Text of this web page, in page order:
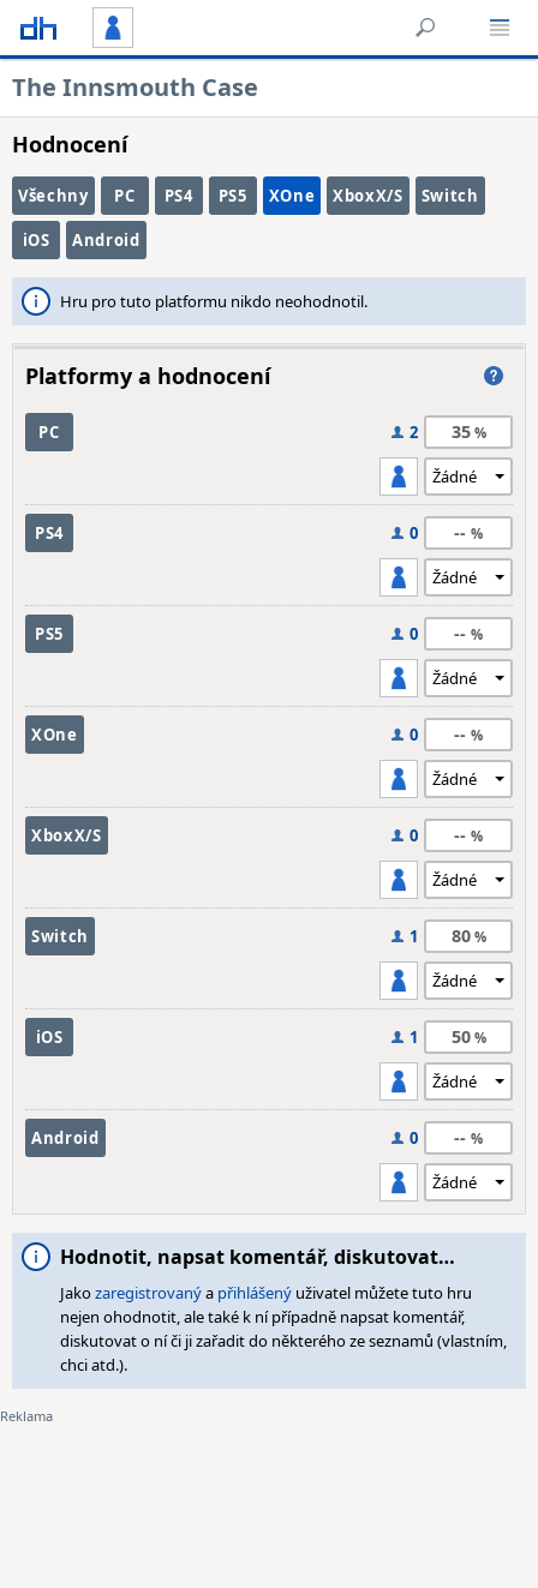
The Innsmouth Case
Hodnocení
Všechny PC PS4 PS5 XOne XboxX/S Switch
iOS Android
Hru pro tuto platformu nikdo neohodnotil.
Platformy a hodnocení
PC 2 35
PS4 0 --
PS5 0 --
XOne 0 --
XboxX/S 0 --
Switch 1 80
iOS 1 50
Android 0 --
Hodnotit, napsat komentář, diskutovat…
Jakozaregistrovanýa přihlášený uživatel můžete tuto hru
nejen ohodnotit, ale také k ní případně napsat komentář,
diskutovat o ní či ji zařadit do některého ze seznamů (vlastním,
chci atd.).